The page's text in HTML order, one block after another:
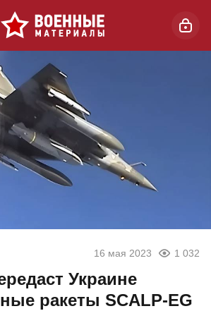
16 мая 2023 1 032
Украине
ракеты SCALP-EG